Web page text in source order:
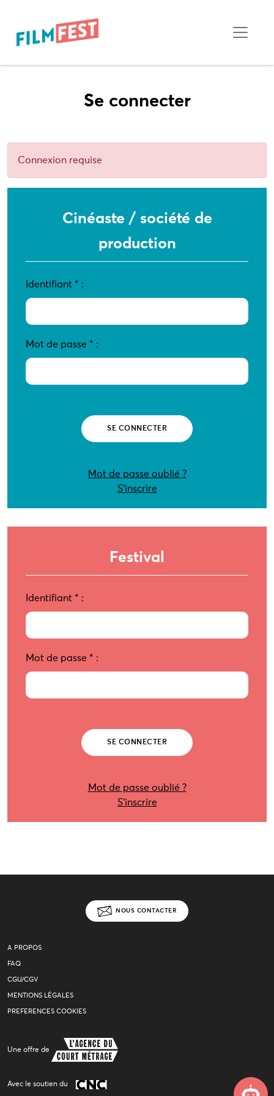
Se connecter
Connexion requise
Cinéaste / société de
production
Identifiant * :
Mot de passe * :
Mot de passe oublié ?
S’inscrire
Festival
Identifiant * :
Mot de passe * :
Mot de passe oublié ?
S’inscrire
NOUS CONTACTER
A PROPOS
FAQ
CGU/CGV
MENTIONS LÉGALES
PREFERENCES COOKIES
Une offre de
Avec le soutien du